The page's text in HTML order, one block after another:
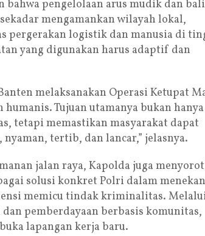
bahwa pengelolaan arus mudik dan
mengamankan wilayah lokal,
pergerakan logistik dan manusia di
yang digunakan harus adaptif dan
melaksanakan Operasi Ketupat
Tujuan utamanya bukan hanya
tetapi memastikan masyarakat dapat
tertib, dan lancar,” jelasnya.
jalan raya, Kapolda juga
solusi konkret Polri dalam menekan
memicu tindak kriminalitas.
pemberdayaan berbasis komunitas,
lapangan kerja baru.